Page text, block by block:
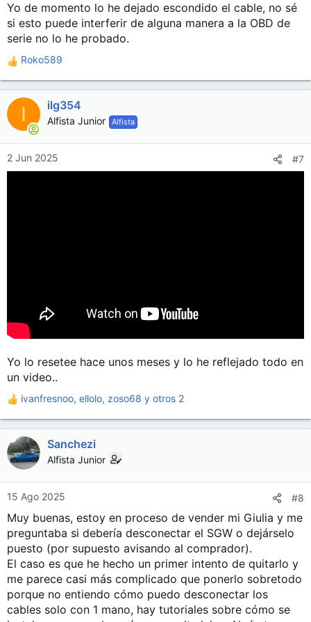
Yo de momento lo he dejado escondido el cable, no sé
si esto puede interferir de alguna manera a la OBD de
serie no lo he probado.
R
e
a
c
c
o
n
e
Roko589
I ilg354
Alfista Junior Alfista
2 Jun 2025 #7
Yo lo resetee hace unos meses y lo he reflejado todo en
un video..
R
e
a
c
c
o
n
s
:
ivanfresnoo, ellolo, zoso68 y otros 2
Sanchezi
Alfista Junior
15 Ago 2025 #8
Muy buenas, estoy en proceso de vender mi Giulia y me
preguntaba si debería desconectar el SGW o dejárselo
puesto (por supuesto avisando al comprador).
El caso es que he hecho un primer intento de quitarlo y
me parece casi más complicado que ponerlo sobretodo
porque no entiendo cómo puedo desconectar los
cables solo con 1 mano, hay tutoriales sobre cómo se